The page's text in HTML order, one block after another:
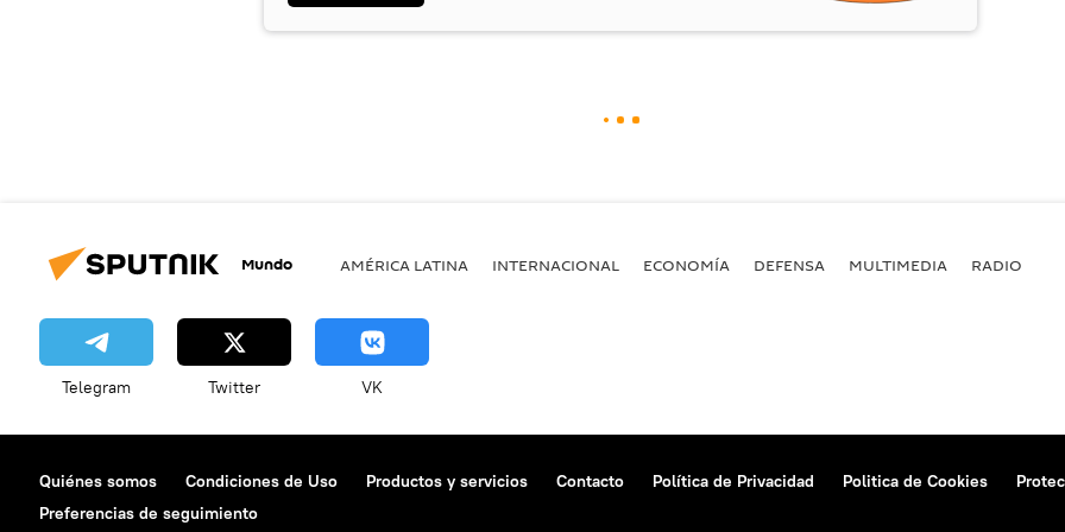
Mundo AMÉRICA LATINA INTERNACIONAL ECONOMÍA DEFENSA MULTIMEDIA RADIO
Telegram Twitter VK
Quiénes somos Condiciones de Uso Productos y servicios Contacto Política de Privacidad Politica de Cookies
Preferencias de seguimiento